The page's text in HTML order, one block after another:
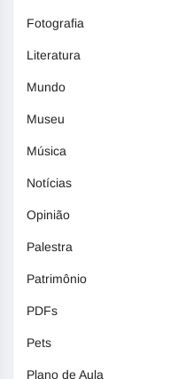
Fotografia
Literatura
Mundo
Museu
Música
Notícias
Opinião
Palestra
Patrimônio
PDFs
Pets
Plano de Aula